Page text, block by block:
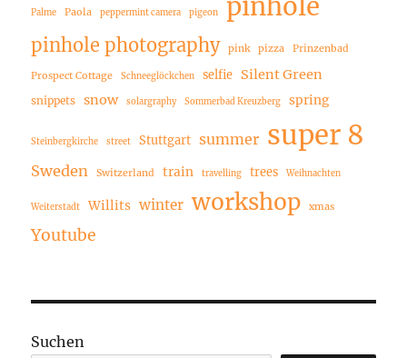
Palme Paola peppermint camera pigeon pinhole
pinhole photography pink pizza Prinzenbad
Prospect Cottage Schneeglöckchen selfie Silent Green
snippets snow solargraphy Sommerbad Kreuzberg spring
Steinbergkirche street Stuttgart summer super 8
Sweden Switzerland train travelling trees Weihnachten
Weiterstadt Willits winter workshop xmas
Youtube
Suchen